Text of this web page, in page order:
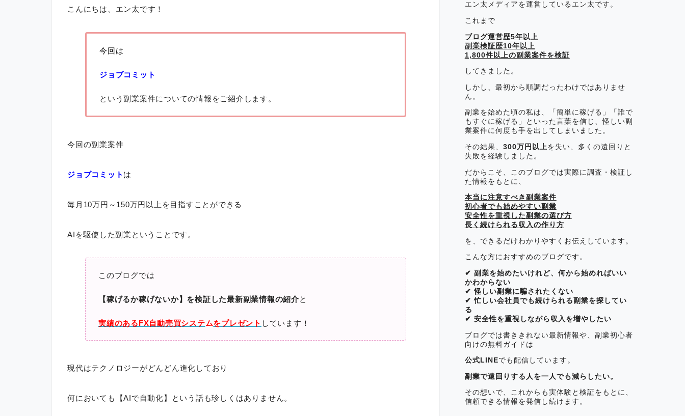
こんにちは、エン太です！
今回は
ジョブコミット
という副業案件についての情報をご紹介します。
今回の副業案件
ジョブコミット は
毎月10万円～150万円以上を目指すことができる
AIを駆使した副業ということです。
このブログでは
【稼げるか稼げないか】を検証した最新副業情報の紹介と
実績のあるFX自動売買システムをプレゼント しています！
現代はテクノロジーがどんどん進化しており
何においても【AIで自動化】という話も珍しくはありません。
エン太メディアを運営しているエン太です。
これまで
ブログ運営歴5年以上
副業検証歴10年以上
1,800件以上の副業案件を検証
してきました。
しかし、最初から順調だったわけではありませ
ん。
副業を始めた頃の私は、「簡単に稼げる」「誰で
もすぐに稼げる」といった言葉を信じ、怪しい副
業案件に何度も手を出してしまいました。
その結果、 300万円以上 を失い、多くの遠回りと
失敗を経験しました。
だからこそ、このブログでは実際に調査・検証し
た情報をもとに、
本当に注意すべき副業案件
初心者でも始めやすい副業
安全性を重視した副業の選び方
長く続けられる収入の作り方
を、できるだけわかりやすくお伝えしています。
こんな方におすすめのブログです。
✔ 副業を始めたいけれど、何から始めればいい
かわからない
✔ 怪しい副業に騙されたくない
✔ 忙しい会社員でも続けられる副業を探してい
る
✔ 安全性を重視しながら収入を増やしたい
ブログでは書ききれない最新情報や、副業初心者
向けの無料ガイドは
公式LINEでも配信しています。
副業で遠回りする人を一人でも減らしたい。
その想いで、これからも実体験と検証をもとに、
信頼できる情報を発信し続けます。